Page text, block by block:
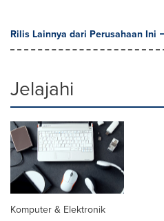
Rilis Lainnya dari Perusahaan Ini
Jelajahi
Komputer & Elektronik